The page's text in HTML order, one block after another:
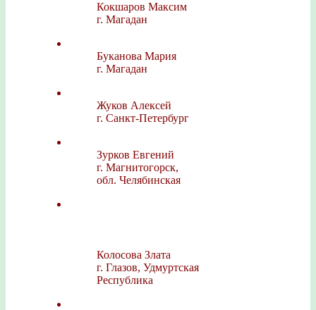
Кокшаров Максим
г. Магадан
Буканова Мария
г. Магадан
Жуков Алексей
г. Санкт-Петербург
Зурков Евгений
г. Магнитогорск,
обл. Челябинская
Колосова Злата
г. Глазов, Удмуртская
Республика